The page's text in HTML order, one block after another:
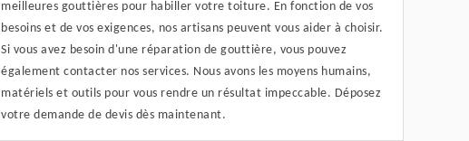
meilleures gouttières pour habiller votre toiture. En fonction de vos
besoins et de vos exigences, nos artisans peuvent vous aider à choisir.
Si vous avez besoin d'une réparation de gouttière, vous pouvez
également contacter nos services. Nous avons les moyens humains,
matériels et outils pour vous rendre un résultat impeccable. Déposez
votre demande de devis dès maintenant.